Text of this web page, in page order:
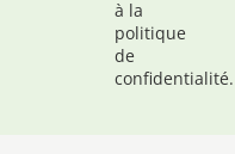
à la
politique
de
confidentialité.